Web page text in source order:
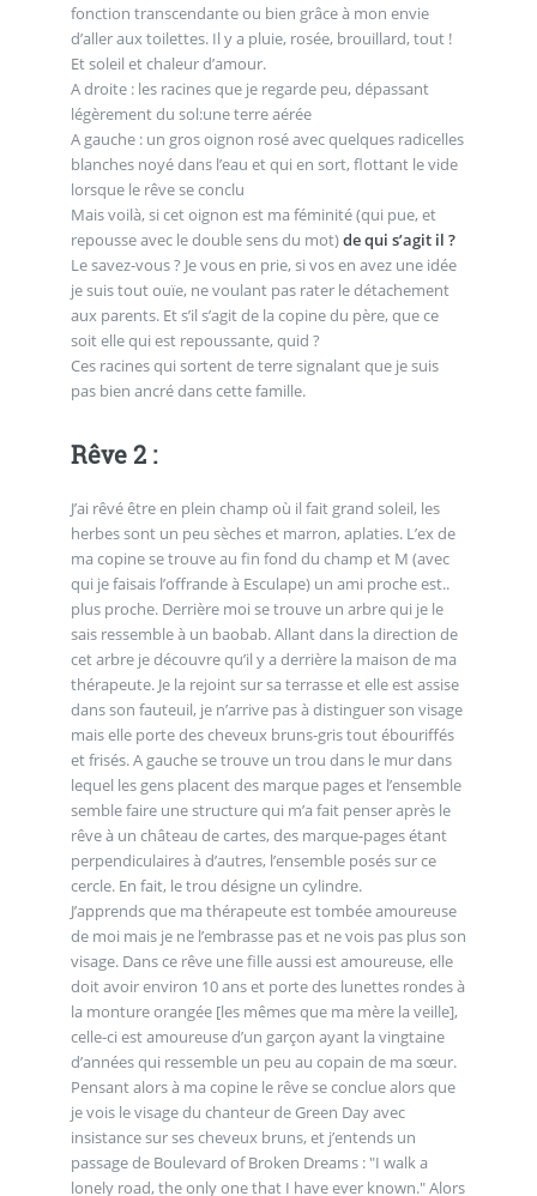
fonction transcendante ou bien grâce à mon envie
d’aller aux toilettes. Il y a pluie, rosée, brouillard, tout !
Et soleil et chaleur d’amour.
A droite : les racines que je regarde peu, dépassant
légèrement du sol:une terre aérée
A gauche : un gros oignon rosé avec quelques radicelles
blanches noyé dans l’eau et qui en sort, flottant le vide
lorsque le rêve se conclu
Mais voilà, si cet oignon est ma féminité (qui pue, et
repousse avec le double sens du mot)de qui s’agit il ?
Le savez-vous ? Je vous en prie, si vos en avez une idée
je suis tout ouïe, ne voulant pas rater le détachement
aux parents. Et s’il s’agit de la copine du père, que ce
soit elle qui est repoussante, quid ?
Ces racines qui sortent de terre signalant que je suis
pas bien ancré dans cette famille.
Rêve 2 :
J’ai rêvé être en plein champ où il fait grand soleil, les
herbes sont un peu sèches et marron, aplaties. L’ex de
ma copine se trouve au fin fond du champ et M (avec
qui je faisais l’offrande à Esculape) un ami proche est..
plus proche. Derrière moi se trouve un arbre qui je le
sais ressemble à un baobab. Allant dans la direction de
cet arbre je découvre qu’il y a derrière la maison de ma
thérapeute. Je la rejoint sur sa terrasse et elle est assise
dans son fauteuil, je n’arrive pas à distinguer son visage
mais elle porte des cheveux bruns-gris tout ébouriffés
et frisés. A gauche se trouve un trou dans le mur dans
lequel les gens placent des marque pages et l’ensemble
semble faire une structure qui m’a fait penser après le
rêve à un château de cartes, des marque-pages étant
perpendiculaires à d’autres, l’ensemble posés sur ce
cercle. En fait, le trou désigne un cylindre.
J’apprends que ma thérapeute est tombée amoureuse
de moi mais je ne l’embrasse pas et ne vois pas plus son
visage. Dans ce rêve une fille aussi est amoureuse, elle
doit avoir environ 10 ans et porte des lunettes rondes à
la monture orangée [les mêmes que ma mère la veille],
celle-ci est amoureuse d’un garçon ayant la vingtaine
d’années qui ressemble un peu au copain de ma sœur.
Pensant alors à ma copine le rêve se conclue alors que
je vois le visage du chanteur de Green Day avec
insistance sur ses cheveux bruns, et j’entends un
passage de Boulevard of Broken Dreams : "I walk a
lonely road, the only one that I have ever known." Alors